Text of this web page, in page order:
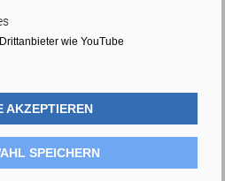
angezeigt, weil
nicht zugelassen sind.
Cookies zulassen
wie YouTube
AKZEPTIEREN
SPEICHERN